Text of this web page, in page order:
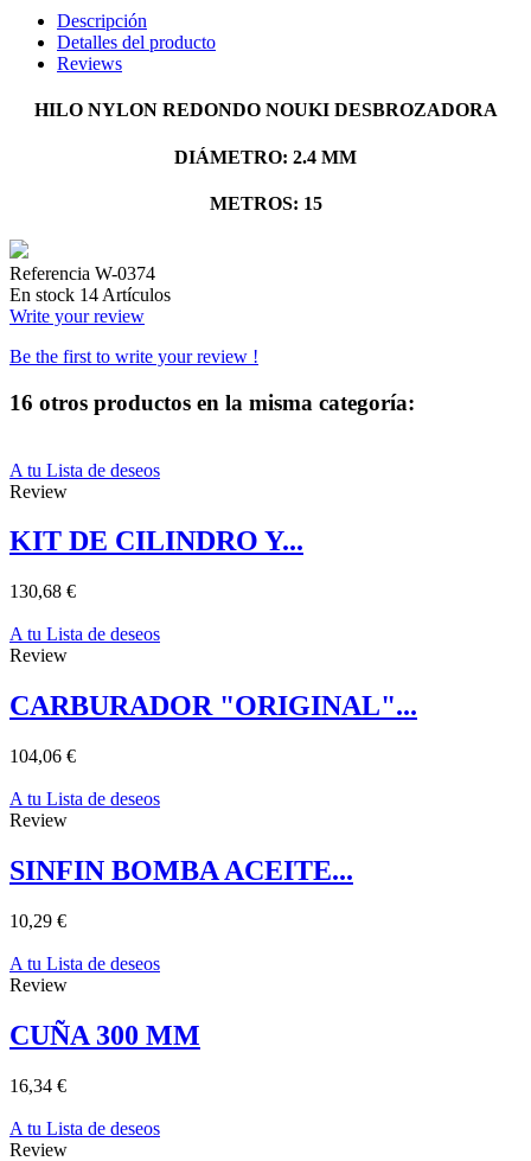
Descripción
Detalles del producto
Reviews
HILO NYLON REDONDO NOUKI DESBROZADORA
DIÁMETRO: 2.4 MM
METROS: 15
Referencia W-0374
En stock 14 Artículos
Write your review
Be the first to write your review !
16 otros productos en la misma categoría:
A tu Lista de deseos
Review
KIT DE CILINDRO Y...
130,68 €
A tu Lista de deseos
Review
CARBURADOR "ORIGINAL"...
104,06 €
A tu Lista de deseos
Review
SINFIN BOMBA ACEITE...
10,29 €
A tu Lista de deseos
Review
CUÑA 300 MM
16,34 €
A tu Lista de deseos
Review